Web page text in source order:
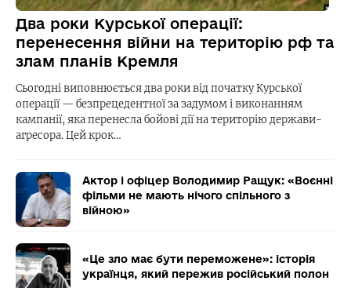
Два роки Курської операції:
перенесення війни на територію рф та
злам планів Кремля
Сьогодні виповнюється два роки від початку Курської
операції — безпрецедентної за задумом і виконанням
кампанії, яка перенесла бойові дії на територію держави-
агресора. Цей крок…
Актор і офіцер Володимир Ращук: «Воєнні
фільми не мають нічого спільного з
війною»
«Це зло має бути переможене»: історія
українця, який пережив російський полон